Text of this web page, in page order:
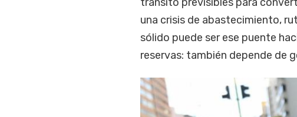
tránsito previsibles para
una crisis de abastecimiento,
sólido puede ser ese puente
reservas: también depende de